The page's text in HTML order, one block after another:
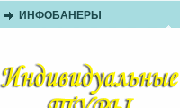
ИНФОБАНЕРЫ